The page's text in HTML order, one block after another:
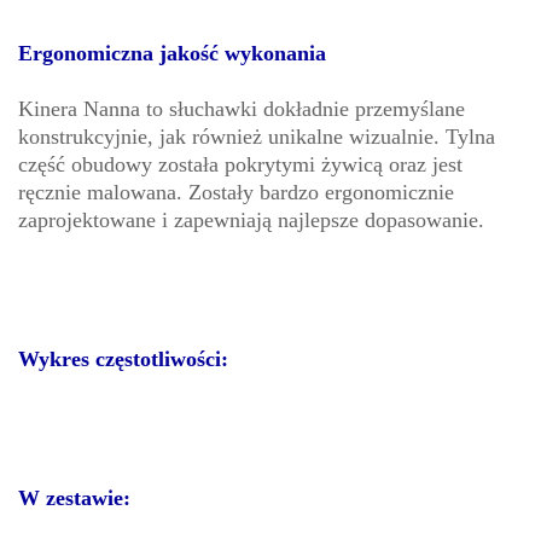
Ergonomiczna jakość wykonania
Kinera Nanna to słuchawki dokładnie przemyślane
konstrukcyjnie, jak również unikalne wizualnie. Tylna
część obudowy została pokrytymi żywicą oraz jest
ręcznie malowana. Zostały bardzo ergonomicznie
zaprojektowane i zapewniają najlepsze dopasowanie.
Wykres częstotliwości:
W zestawie: